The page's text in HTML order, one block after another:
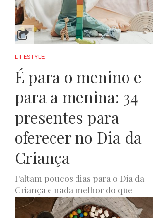
LIFESTYLE
É para o menino e
para a menina: 34
presentes para
oferecer no Dia da
Criança
Faltam poucos dias para o Dia da
Criança e nada melhor do que
oferecer um miminho aos seus
filhos neste dia...